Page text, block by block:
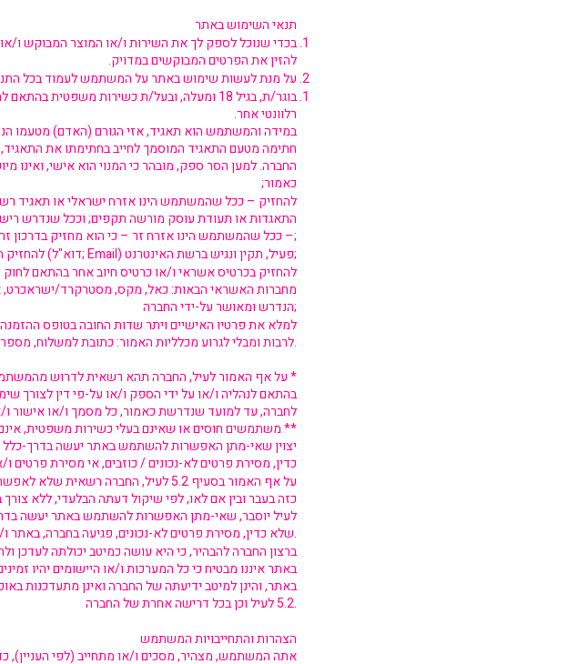
תנאי השימוש באתר
בכדי שנוכל לספק לך את השירות ו/או המוצר המבוקש ו/
להזין את הפרטים המבוקשים במדויק.
על מנת לעשות שימוש באתר על המשתמש לעמוד בכל
רלוונטי אחר.
במידה והמשתמש הוא תאגיד, אזי הגורם (האדם) מטעמו
חתימה מטעם התאגיד המוסמך לחייב בחתימתו את
החברה. למען הסר ספק, מובהר כי המנוי הוא אישי, ואינו
כאמור;
להחזיק – ככל שהמשתמש הינו אזרח ישראלי או תאגיד
התאגדות או תעודת עוסק מורשה תקפים; וככל שנדרש
– ככל שהמשתמש הינו אזרח זר – כי הוא מחזיק בדרכון זר תקף;
להחזיק תא דואר אלקטרוני (דוא"ל; Email) פעיל, תקין ונגיש ברשת האינטרנט;
מחברות האשראי הבאות: כאל, מקס, מסטרקרד/
הנדרש ומאושר על-ידי החברה;
למלא את פרטיו האישיים ויתר שדות החובה בטופס
לרבות ומבלי לגרוע מכלליות האמור: כתובת למשלוח, מספר זהות, כתבות דוא"ל ומספר טלפון נייד.
* על אף האמור לעיל, החברה תהא רשאית לדרוש
בהתאם לנהליה ו/או על ידי הספק ו/או על-פי דין לצורך
לחברה, עד למועד שנדרשת כאמור, כל מסמך ו/או אישור
** משתמשים חוסים או שאינם בעלי כשירות משפטית,
יצוין שאי-מתן האפשרות להשתמש באתר יעשה בדרך-
כדין, מסירת פרטים לא-נכונים / כוזבים, אי מסירת
על אף האמור בסעיף 5.2 לעיל, החברה
כזה בעבר ובין אם לאו, לפי שיקול דעתה הבלעדי, ללא
לעיל יוסבר, שאי-מתן האפשרות להשתמש באתר יעשה
שלא כדין, מסירת פרטים לא-נכונים, פגיעה בחברה, באתר ו/או פגיעה במשתמש אחר.
ברצון החברה להבהיר, כי היא עושה כמיטב יכולתה
באתר איננו מבטיח כי כל המערכות ו/או היישומים יהיו
באתר, והינן למיטב ידיעתה של החברה ואינן מתעדכנות
5.2 לעיל וכן בכל דרישה אחרת של החברה.
הצהרות והתחייבויות המשתמש
אתה המשתמש, מצהיר, מסכים ו/או מתחייב (לפי העניין),